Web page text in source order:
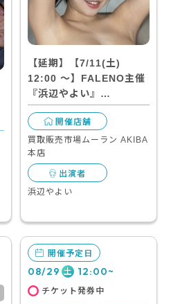
【延期】【7/11(土)
12:00 〜】FALENO主催
『浜辺やよい』…
開催店舗
買取販売市場ムーラン AKIBA
本店
出演者
浜辺やよい
開催予定日
08/29 土 12:00~
チケット発券中